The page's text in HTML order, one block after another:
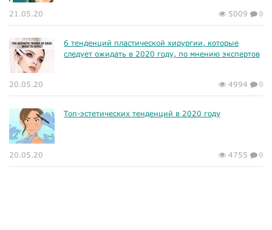
21.05.20 5009 0
6 тенденций пластической хирургии, которые
следует ожидать в 2020 году, по мнению экспертов
20.05.20 4994 0
Топ-эстетических тенденций в 2020 году
20.05.20 4755 0